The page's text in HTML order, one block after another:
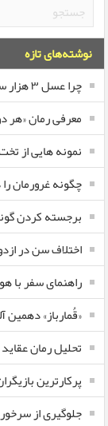
نوشته‌های تازه
چرا عسل ۳ هزار ساله‌ مصری هنوز قابل خوردن است؟
معرفی رمان «هر
نمونه هایی از
چگونه غرورمان
برجسته کردن
اختلاف سن در
راهنمای سفر با
«قُمارباز»
تحلیل رمان
پرکارترین
جلوگیری از